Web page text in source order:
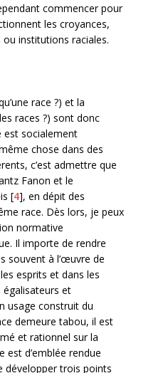
commencer pour
les croyances,
institutions raciales.
race ?) et la
races ?) sont donc
est socialement
chose dans des
c’est admettre que
Fanon et le
[4], en dépit des
race. Dès lors, je peux
normative
Il importe de rendre
souvent à l’œuvre de
esprits et dans les
et
usage construit du
demeure tabou, il est
et rationnel sur la
d’emblée rendue
développer trois points